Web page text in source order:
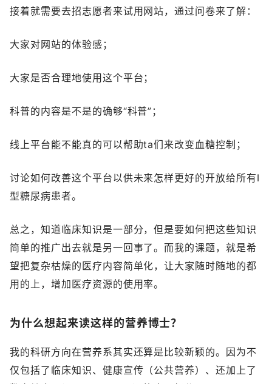
接着就需要去招志愿者来试用网站，通过问卷来了解：
大家对网站的体验感；
大家是否合理地使用这个平台；
科普的内容是不是的确够“科普”；
线上平台能不能真的可以帮助ta们来改变血糖控制；
讨论如何改善这个平台以供未来怎样更好的开放给所有I
型糖尿病患者。
总之，知道临床知识是一部分，但是要如何把这些知识
简单的推广出去就是另一回事了。而我的课题，就是希
望把复杂枯燥的医疗内容简单化，让大家随时随地的都
用的上，增加医疗资源的使用率。
为什么想起来读这样的营养博士？
我的科研方向在营养系其实还算是比较新颖的。因为不
仅包括了临床知识、健康宣传（公共营养）、还加上了